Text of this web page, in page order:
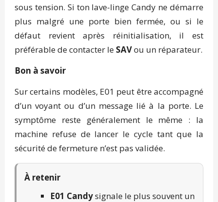
sous tension. Si ton lave-linge Candy ne démarre
plus malgré une porte bien fermée, ou si le
défaut revient après réinitialisation, il est
préférable de contacter le SAVou un réparateur.
Bon à savoir
Sur certains modèles, E01 peut être accompagné
d’un voyant ou d’un message lié à la porte. Le
symptôme reste généralement le même : la
machine refuse de lancer le cycle tant que la
sécurité de fermeture n’est pas validée.
À retenir
E01 Candysignale le plus souvent un